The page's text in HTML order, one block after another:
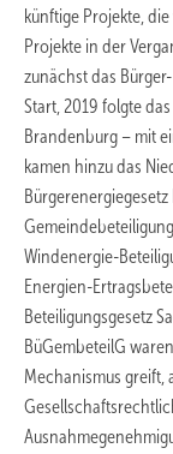
künftige Projekte,
Projekte in der
zunächst das
Start, 2019 folgte
Brandenburg – mit
kamen hinzu das
Windenergie-
Energien-
Beteiligungsgesetz
BüGembeteilG
Mechanismus greift,